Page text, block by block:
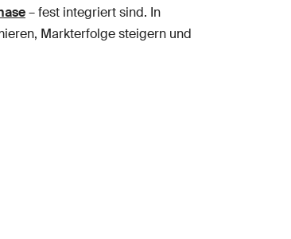
– fest integriert sind. In
Markterfolge steigern und